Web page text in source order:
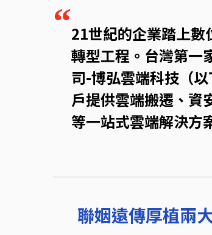
“21世紀的企業踏上
轉型工程。台灣第一
司-博弘雲端科技（
戶提供雲端搬遷、資
等一站式雲端解決方
聯姻遠傳厚植兩